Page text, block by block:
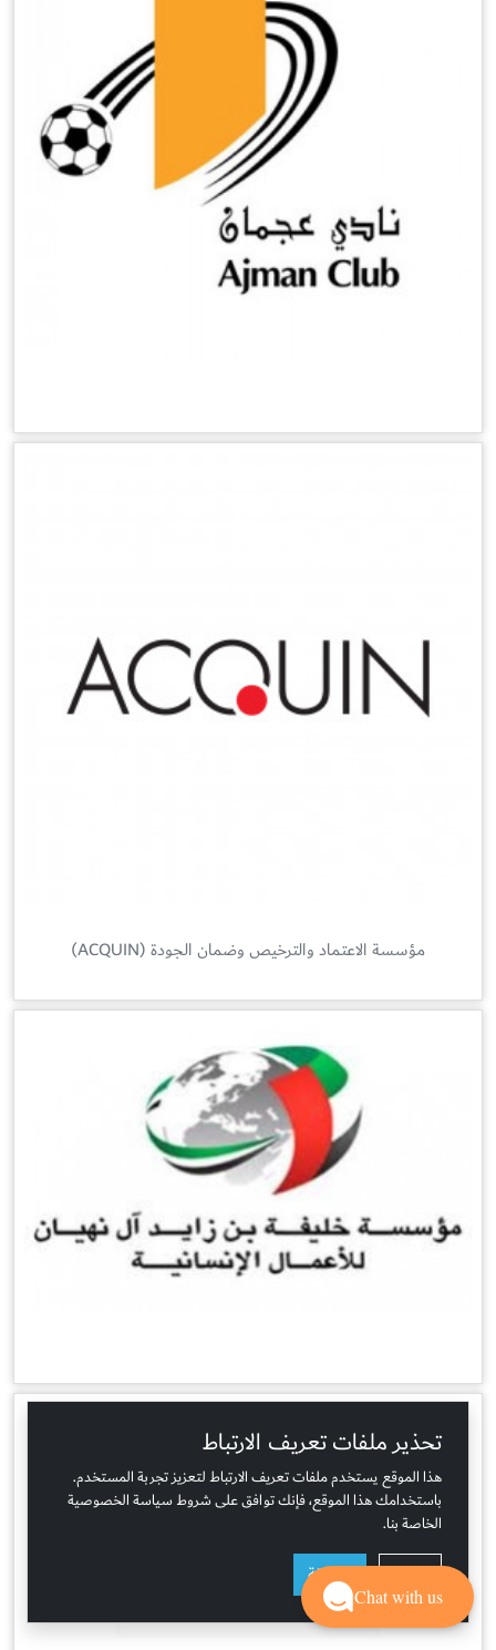
مؤسسة الاعتماد والترخيص وضمان الجودة (ACQUIN)
تحذير ملفات تعريف الارتباط
هذا الموقع يستخدم ملفات تعريف الارتباط لتعزيز تجربة المستخدم.
باستخدامك هذا الموقع، فإنك توافق على شروط سياسة الخصوصية
الخاصة بنا.
رفض موافقة
Chat with us